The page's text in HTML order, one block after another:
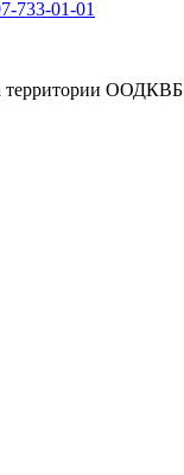
733-01-01
территории ООДКВБ